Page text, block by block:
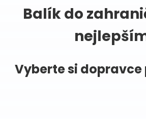
Balík do
Vyberte si dopravce